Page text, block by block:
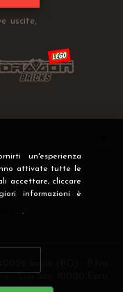
un'esperienza
attivate tutte le
accettare, cliccare
informazioni è
.
uscite,
Imola (BO) - P.Iva